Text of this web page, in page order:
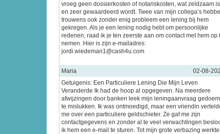
vroeg geen dossierkosten of notariskosten, wat zeldzaam is
en zeer gewaardeerd wordt. Twee van mijn collega’s
trouwens ook zonder enig probleem een lening bij hem
gekregen. Als je een lening nodig hebt om persoonlijke
redenen, raad ik je ten zeerste aan om contact met hem op
nemen. Hier is zijn e-mailadres:
jordi.wiedeman1@cash4u.com
Maria
02-08-
Getuigenis: Een Particuliere Lening Die Mijn Leven
Veranderde Ik had de hoop al opgegeven. Na meerdere
afwijzingen door banken leek mijn leningaanvraag
te mislukken. Ik was ontmoedigd, maar een vriendin
me over een particuliere geldschieter. Ze gaf me zijn
contactgegevens en zonder al te veel verwachtingen
ik hem een e-mail te sturen. Tot mijn grote verbazing werkte